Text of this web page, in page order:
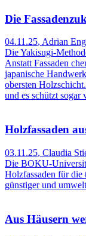
Die
04.11.25, Adrian
Die Yakisugi-
Anstatt Fassaden
japanische
obersten
und es schützt sogar
Holzfassaden
03.11.25, Claudia
Die BOKU-
Holzfassaden für die
günstiger und
Aus Häusern